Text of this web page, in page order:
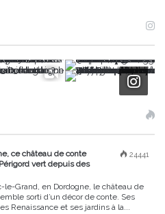
24441
ce château de conte
vert depuis des
le-Grand, en Dordogne, le château de
sorti d’un décor de conte. Ses
Renaissance et ses jardins à la...